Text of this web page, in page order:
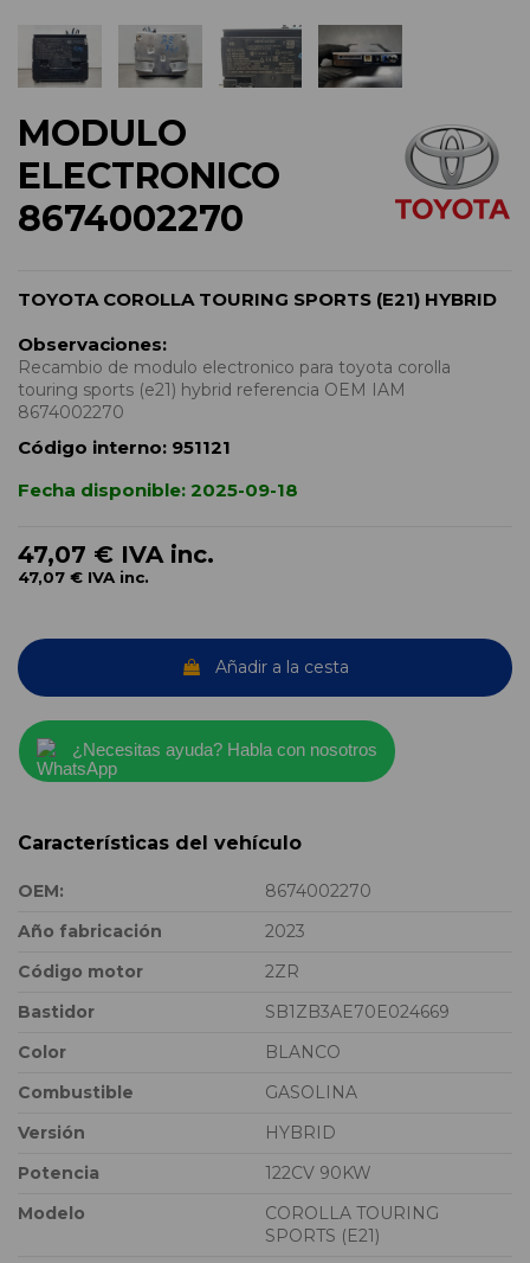
MODULO
ELECTRONICO
8674002270
TOYOTA COROLLA TOURING SPORTS (E21) HYBRID
Observaciones:
Recambio de modulo electronico para toyota corolla
touring sports (e21) hybrid referencia OEM IAM
8674002270
Código interno: 951121
Fecha disponible: 2025-09-18
47,07 € IVA inc.
47,07 € IVA inc.
Añadir a la cesta
¿Necesitas ayuda? Habla con nosotros
Características del vehículo
OEM:
8674002270
Año fabricación
2023
Código motor
2ZR
Bastidor
SB1ZB3AE70E024669
Color
BLANCO
Combustible
GASOLINA
Versión
HYBRID
Potencia
122CV 90KW
Modelo
COROLLA TOURING
SPORTS (E21)